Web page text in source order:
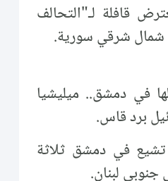
قافلة لـ"التحالف
شمال شرقي سورية.
في دمشق.. ميليشيا
برد قاس.
تشيع في دمشق ثلاثة
لبنان.